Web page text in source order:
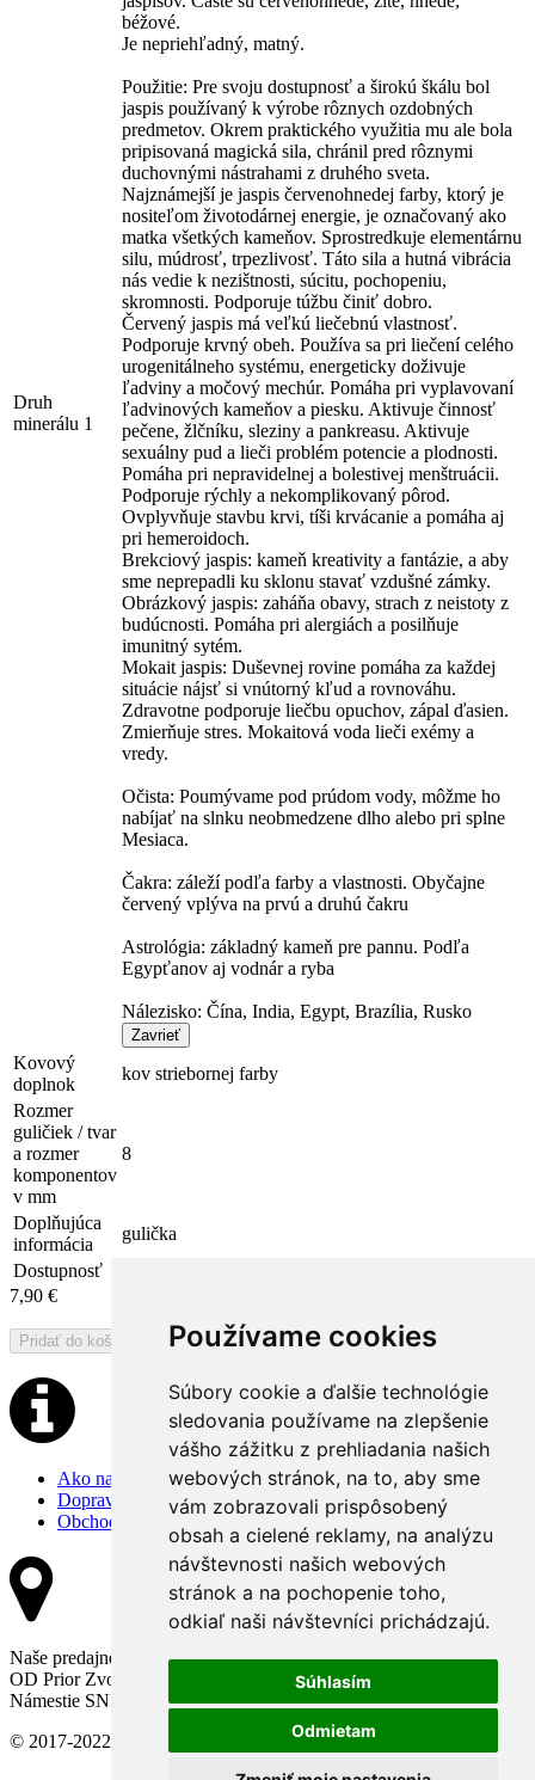
Používame cookies
Súbory cookie a ďalšie technológie
sledovania používame na zlepšenie
vášho zážitku z prehliadania našich
webových stránok, na to, aby sme
vám zobrazovali prispôsobený
obsah a cielené reklamy, na analýzu
návštevnosti našich webových
stránok a na pochopenie toho,
odkiaľ naši návštevníci prichádzajú.
Súhlasím
Odmietam
Druh
minerálu 1
béžové.
Je nepriehľadný, matný.
Použitie: Pre svoju dostupnosť a širokú škálu bol
jaspis používaný k výrobe rôznych ozdobných
predmetov. Okrem praktického využitia mu ale bola
pripisovaná magická sila, chránil pred rôznymi
duchovnými nástrahami z druhého sveta.
Najznámejší je jaspis červenohnedej farby, ktorý je
nositeľom životodárnej energie, je označovaný ako
matka všetkých kameňov. Sprostredkuje elementárnu
silu, múdrosť, trpezlivosť. Táto sila a hutná vibrácia
nás vedie k nezištnosti, súcitu, pochopeniu,
skromnosti. Podporuje túžbu činiť dobro.
Červený jaspis má veľkú liečebnú vlastnosť.
Podporuje krvný obeh. Používa sa pri liečení celého
urogenitálneho systému, energeticky doživuje
ľadviny a močový mechúr. Pomáha pri vyplavovaní
ľadvinových kameňov a piesku. Aktivuje činnosť
pečene, žlčníku, sleziny a pankreasu. Aktivuje
sexuálny pud a lieči problém potencie a plodnosti.
Pomáha pri nepravidelnej a bolestivej menštruácii.
Podporuje rýchly a nekomplikovaný pôrod.
Ovplyvňuje stavbu krvi, tíši krvácanie a pomáha aj
pri hemeroidoch.
Brekciový jaspis: kameň kreativity a fantázie, a aby
sme neprepadli ku sklonu stavať vzdušné zámky.
Obrázkový jaspis: zaháňa obavy, strach z neistoty z
budúcnosti. Pomáha pri alergiách a posilňuje
imunitný sytém.
Mokait jaspis: Duševnej rovine pomáha za každej
situácie nájsť si vnútorný kľud a rovnováhu.
Zdravotne podporuje liečbu opuchov, zápal ďasien.
Zmierňuje stres. Mokaitová voda lieči exémy a
vredy.
Očista: Poumývame pod prúdom vody, môžme ho
nabíjať na slnku neobmedzene dlho alebo pri splne
Mesiaca.
Čakra: záleží podľa farby a vlastnosti. Obyčajne
červený vplýva na prvú a druhú čakru
Astrológia: základný kameň pre pannu. Podľa
Egypťanov aj vodnár a ryba
Nálezisko: Čína, India, Egypt, Brazília, Rusko
Zavrieť
Kovový
doplnok
kov striebornej farby
Rozmer
guličiek / tvar
a rozmer
komponentov
v mm
8
Doplňujúca
informácia
gulička
Dostupnosť
7,90 €
Ako nakupovať
Doprava a platba
Obchodné podmienky
Naše predajne:
OD Prior Zvolen
Námestie SNP 2497, 96001 Zvolen
© 2017-2022 Harmónia s minerálmi | Web odelweb.sk